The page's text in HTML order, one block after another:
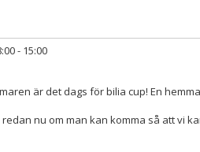
- 15:00
är det dags för bilia cup! En
nu om man kan komma så att vi